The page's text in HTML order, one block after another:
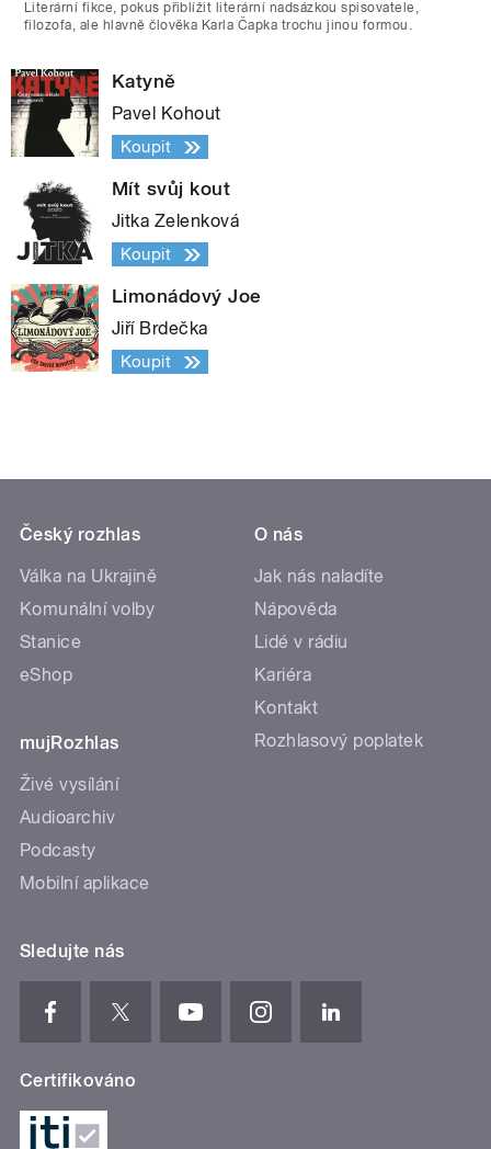
Literární fikce, pokus přiblížit literární nadsázkou spisovatele,
filozofa, ale hlavně člověka Karla Čapka trochu jinou formou.
Katyně
Pavel Kohout
Koupit
Mít svůj kout
Jitka Zelenková
Koupit
Limonádový Joe
Jiří Brdečka
Koupit
Český rozhlas
Válka na Ukrajině
Komunální volby
Stanice
eShop
mujRozhlas
Živé vysílání
Audioarchiv
Podcasty
Mobilní aplikace
O nás
Jak nás naladíte
Nápověda
Lidé v rádiu
Kariéra
Kontakt
Rozhlasový poplatek
Sledujte nás
Certifikováno